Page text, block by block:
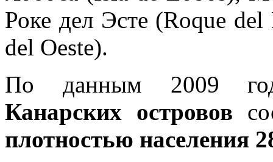
Роке дел Эсте (Roque
del Oeste).
По данным 2009
Канарских островов
плотностью населения